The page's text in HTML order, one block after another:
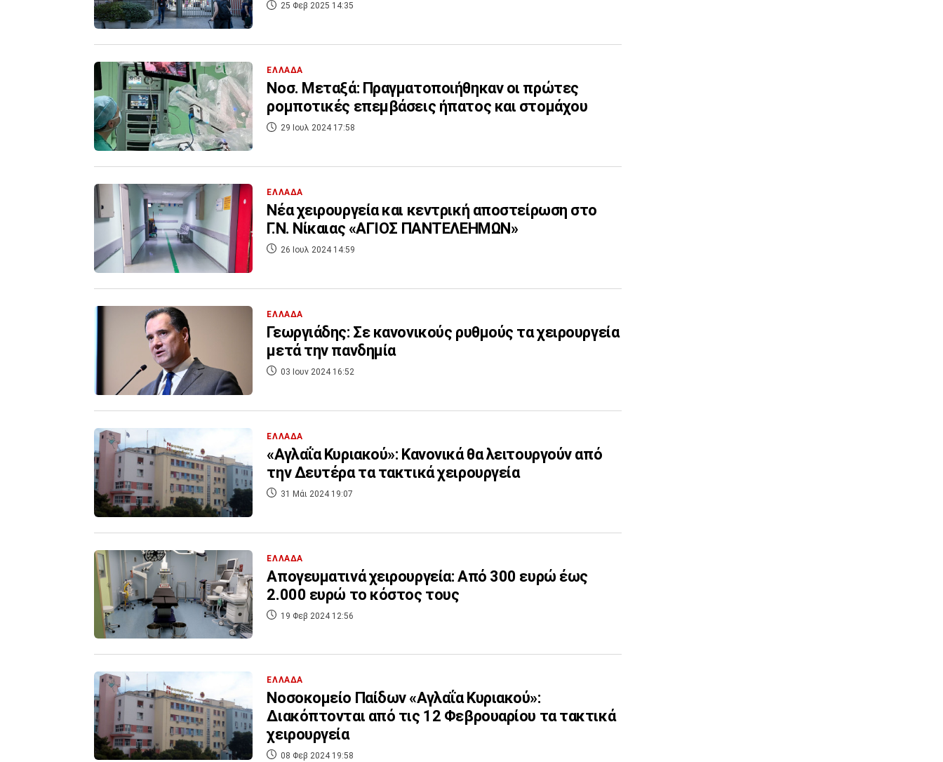
25 Φεβ 2025 14:35
ΕΛΛΑΔΑ
Νοσ. Μεταξά: Πραγματοποιήθηκαν οι πρώτες
ρομποτικές επεμβάσεις ήπατος και στομάχου
29 Ιουλ 2024 17:58
ΕΛΛΑΔΑ
Νέα χειρουργεία και κεντρική αποστείρωση στο
Γ.Ν. Νίκαιας «ΑΓΙΟΣ ΠΑΝΤΕΛΕΗΜΩΝ»
26 Ιουλ 2024 14:59
ΕΛΛΑΔΑ
Γεωργιάδης: Σε κανονικούς ρυθμούς τα χειρουργεία
μετά την πανδημία
03 Ιουν 2024 16:52
ΕΛΛΑΔΑ
«Αγλαΐα Κυριακού»: Κανονικά θα λειτουργούν από
την Δευτέρα τα τακτικά χειρουργεία
31 Μάι 2024 19:07
ΕΛΛΑΔΑ
Απογευματινά χειρουργεία: Από 300 ευρώ έως
2.000 ευρώ το κόστος τους
19 Φεβ 2024 12:56
ΕΛΛΑΔΑ
Νοσοκομείο Παίδων «Αγλαΐα Κυριακού»:
Διακόπτονται από τις 12 Φεβρουαρίου τα τακτικά
χειρουργεία
08 Φεβ 2024 19:58